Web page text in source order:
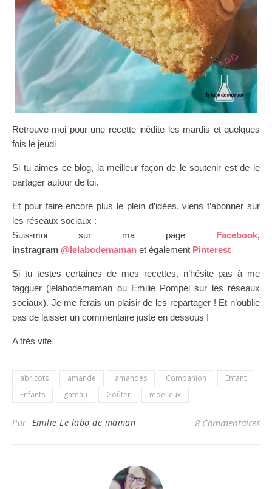
Retrouve moi pour une recette inédite les mardis et quelques
fois le jeudi
Si tu aimes ce blog, la meilleur façon de le soutenir est de le
partager autour de toi.
Et pour faire encore plus le plein d’idées, viens t’abonner sur
les réseaux sociaux :
Suis-moi sur ma page Facebook,
instragram @lelabodemaman et également Pinterest
Si tu testes certaines de mes recettes, n’hésite pas à me
tagguer (lelabodemaman ou Emilie Pompei sur les réseaux
sociaux). Je me ferais un plaisir de les repartager ! Et n’oublie
pas de laisser un commentaire juste en dessous !
A très vite
abricots amande amandes Companion
Enfant
Enfants
gateau Goûter moelleux
Par Emilie Le labo de maman 8 Commentaires